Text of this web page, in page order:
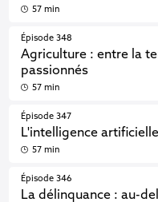
57 min
Épisode 348
Agriculture : entre la
passionnés
57 min
Épisode 347
L'intelligence
57 min
Épisode 346
La délinquance : au-